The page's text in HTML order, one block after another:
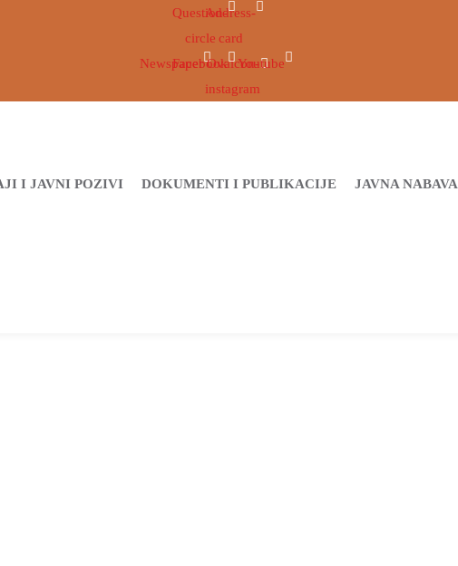
Question-
circle
Address-
card
Newspaper
FacebookOvaicon-
instagram
Youtube
I JAVNI POZIVI DOKUMENTI I PUBLIKACIJE JAVNA NABAVA